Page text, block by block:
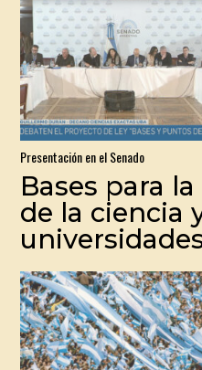
Presentación en el Senado
Bases para
de la ciencia